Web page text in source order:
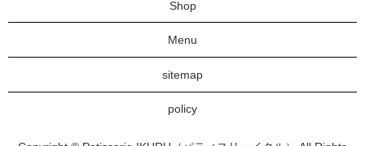
Shop
Menu
sitemap
policy